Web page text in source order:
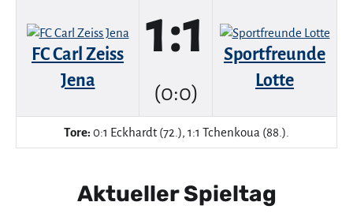
FC Carl Zeiss
Jena
1:1
(0:0)
Sportfreunde
Lotte
Tore: 0:1 Eckhardt (72.), 1:1 Tchenkoua (88.).
Aktueller Spieltag